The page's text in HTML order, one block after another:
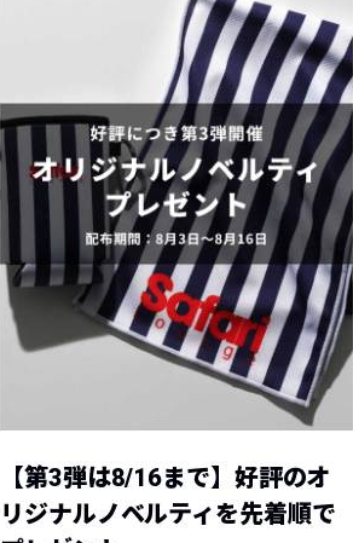
【第3弾は8/16まで】好評のオ
リジナルノベルティを先着順で